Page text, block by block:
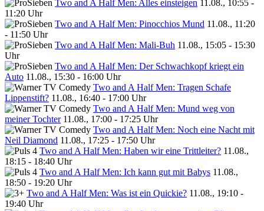
Two and A Half Men: Alles einsteigen 11.08., 10:55 -
11:20 Uhr
Two and A Half Men: Pinocchios Mund 11.08., 11:20
- 11:50 Uhr
Two and A Half Men: Mali-Buh 11.08., 15:05 - 15:30
Uhr
Two and A Half Men: Der Schwachkopf kriegt ein
Auto 11.08., 15:30 - 16:00 Uhr
Two and A Half Men: Tragen Schafe
Lippenstift? 11.08., 16:40 - 17:00 Uhr
Two and A Half Men: Mund weg von
meiner Tochter 11.08., 17:00 - 17:25 Uhr
Two and A Half Men: Noch eine Nacht mit
Neil Diamond 11.08., 17:25 - 17:50 Uhr
Two and A Half Men: Haben wir eine Trittleiter? 11.08.,
18:15 - 18:40 Uhr
Two and A Half Men: Ich kann gut mit Babys 11.08.,
18:50 - 19:20 Uhr
Two and A Half Men: Was ist ein Quickie? 11.08., 19:10 -
19:40 Uhr